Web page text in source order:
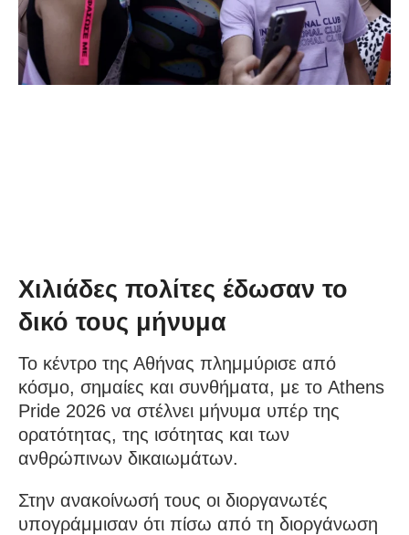
Χιλιάδες πολίτες έδωσαν το
δικό τους μήνυμα
Το κέντρο της Αθήνας πλημμύρισε από
κόσμο, σημαίες και συνθήματα, με το Athens
Pride 2026 να στέλνει μήνυμα υπέρ της
ορατότητας, της ισότητας και των
ανθρώπινων δικαιωμάτων.
Στην ανακοίνωσή τους οι διοργανωτές
υπογράμμισαν ότι πίσω από τη διοργάνωση